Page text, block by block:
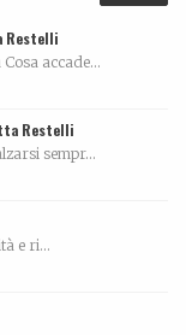
Restelli
accade...
Restelli
sempr...
e ri...